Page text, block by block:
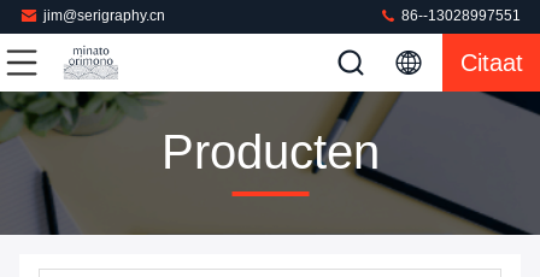
jim@serigraphy.cn 86--13028997551
Citaat
Producten